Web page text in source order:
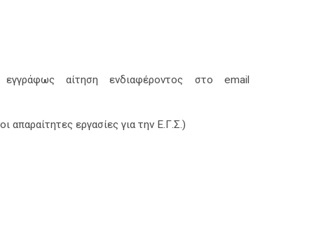
αίτηση ενδιαφέροντος στο email
εργασίες για την Ε.Γ.Σ.)